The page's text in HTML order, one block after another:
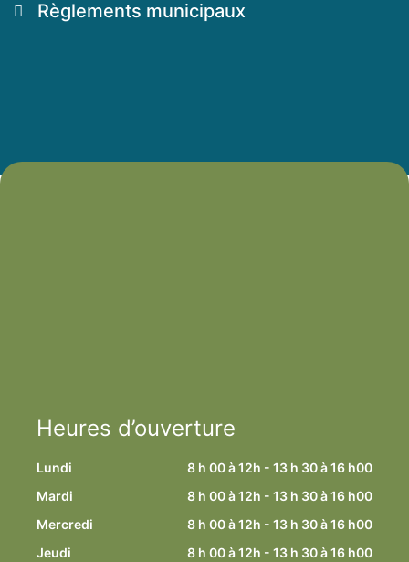
Règlements municipaux
Heures d’ouverture
Lundi
8 h 00 à 12h - 13 h 30 à 16 h00
Mardi
8 h 00 à 12h - 13 h 30 à 16 h00
Mercredi
8 h 00 à 12h - 13 h 30 à 16 h00
Jeudi
8 h 00 à 12h - 13 h 30 à 16 h00